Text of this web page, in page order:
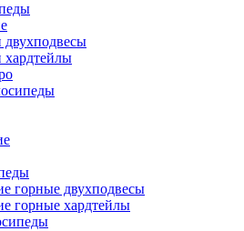
двухподвесы
хардтейлы
горные двухподвесы
горные хардтейлы